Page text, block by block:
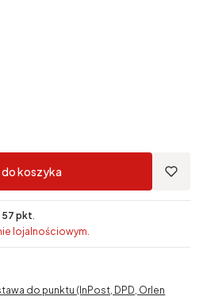
koszyka
57 pkt.
lojalnościowym.
do punktu (InPost, DPD, Orlen